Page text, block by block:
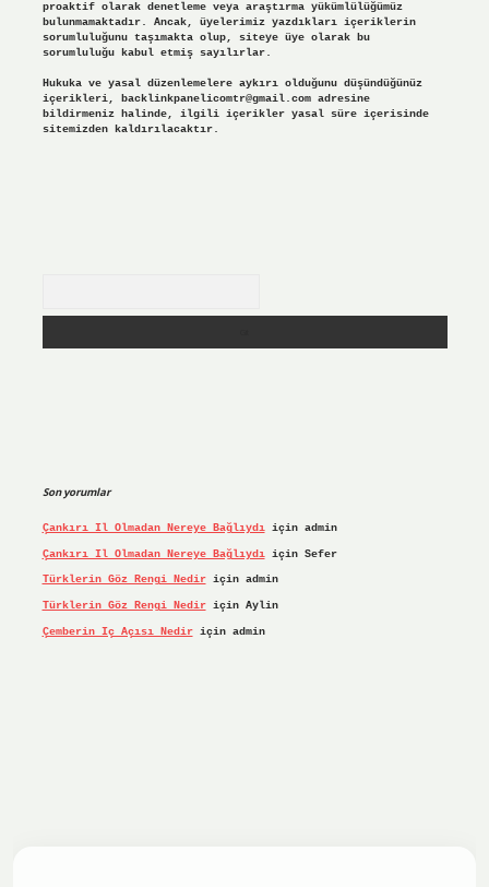
proaktif olarak denetleme veya araştırma yükümlülüğümüz
bulunmamaktadır. Ancak, üyelerimiz yazdıkları içeriklerin
sorumluluğunu taşımakta olup, siteye üye olarak bu
sorumluluğu kabul etmiş sayılırlar.
Hukuka ve yasal düzenlemelere aykırı olduğunu düşündüğünüz
içerikleri, backlinkpanelicomtr@gmail.comadresine
bildirmeniz halinde, ilgili içerikler yasal süre içerisinde
sitemizden kaldırılacaktır.
Son yorumlar
Çankırı Il Olmadan Nereye Bağlıydıiçin admin
Çankırı Il Olmadan Nereye Bağlıydıiçin Sefer
Türklerin Göz Rengi Nediriçin admin
Türklerin Göz Rengi Nediriçin Aylin
Çemberin Iç Açısı Nediriçin admin